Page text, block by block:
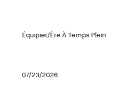
Équipier/ère À Temps Plein
07/23/2026